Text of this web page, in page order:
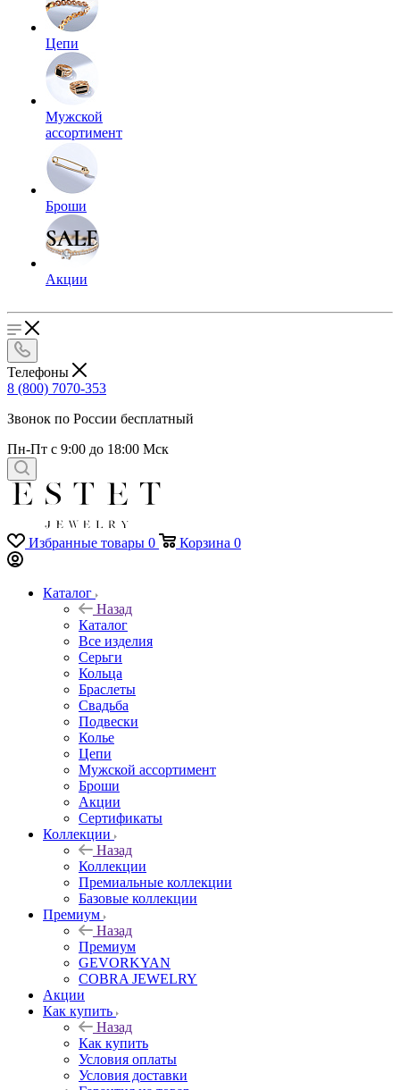
Цепи
Мужской
ассортимент
Броши
Акции
Телефоны
8 (800) 7070-353
Звонок по России бесплатный
Пн-Пт с 9:00 до 18:00 Мск
Избранные товары 0 Корзина 0
Каталог
Назад
Каталог
Все изделия
Серьги
Кольца
Браслеты
Свадьба
Подвески
Колье
Цепи
Мужской ассортимент
Броши
Акции
Сертификаты
Коллекции
Назад
Коллекции
Премиальные коллекции
Базовые коллекции
Премиум
Назад
Премиум
GEVORKYAN
COBRA JEWELRY
Акции
Как купить
Назад
Как купить
Условия оплаты
Условия доставки